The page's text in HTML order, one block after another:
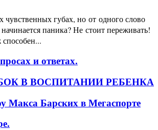
губах, но от одного слово
паника? Не стоит переживать!
и ответах.
В ВОСПИТАНИИ РЕБЕНКА
Макса Барских в Мегаспорте